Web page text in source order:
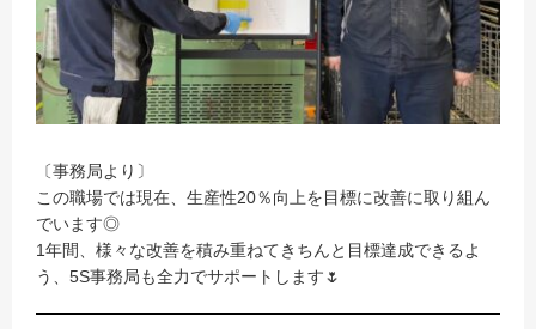
〔事務局より〕
この職場では現在、生産性20％向上を目標に改善に取り組ん
でいます◎
1年間、様々な改善を積み重ねてきちんと目標達成できるよ
う、5S事務局も全力でサポートします🌷